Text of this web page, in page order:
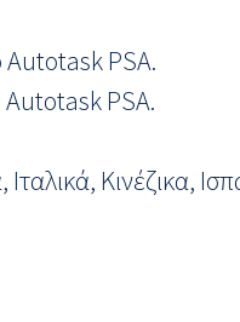
PSA.
Autotask PSA.
Κινέζικα,